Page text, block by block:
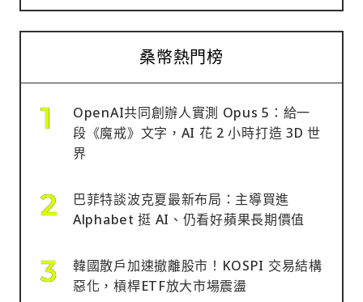
桑幣熱門榜
OpenAI共同創辦人實測 Opus 5：給一
段《魔戒》文字，AI 花 2 小時打造 3D 世
界
巴菲特談波克夏最新布局：主導買進
Alphabet 挺 AI、仍看好蘋果長期價值
韓國散戶加速撤離股市！KOSPI 交易結構
惡化，槓桿ETF放大市場震盪